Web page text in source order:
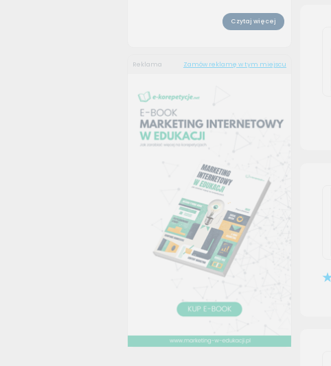
Czytaj więcej
Reklama Zamów reklamę w tym miejscu